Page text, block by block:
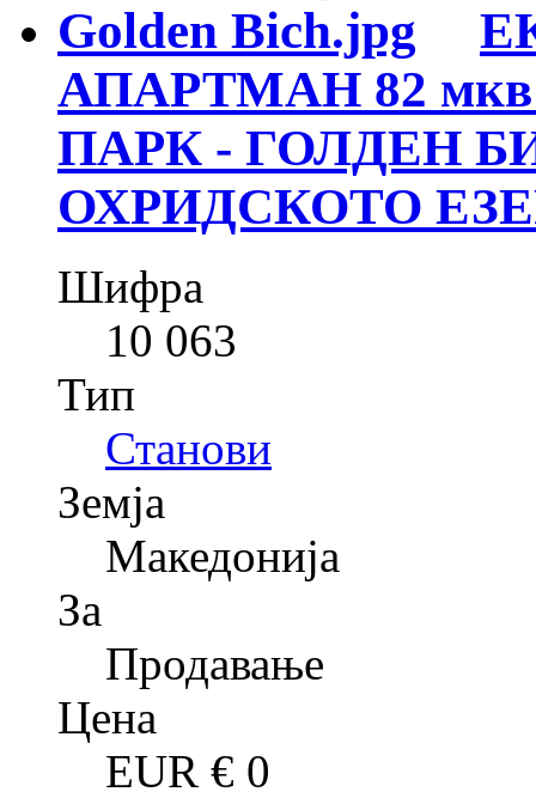
АПАРТМАН 82 мкв
ПАРК - ГОЛДЕН
ОХРИДСКОТО
Шифра
10 063
Тип
Станови
Земја
Македонија
За
Продавање
Цена
EUR € 0